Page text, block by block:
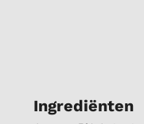
Ingrediënten